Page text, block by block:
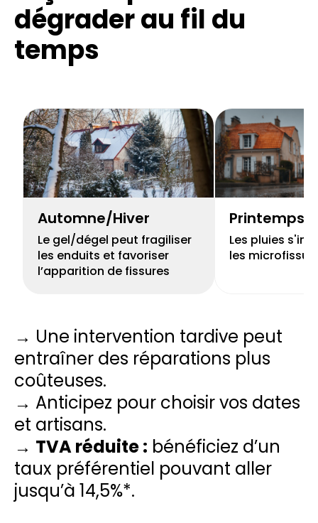
dégrader au fil du
temps
Automne/Hiver
Le gel/dégel peut fragiliser
les enduits et favoriser
l’apparition de fissures
Printemps
Les pluies
les
→ Une intervention tardive peut
entraîner des réparations plus
coûteuses.
→ Anticipez pour choisir vos dates
et artisans.
→ TVA réduite : bénéficiez d’un
taux préférentiel pouvant aller
jusqu’à 14,5%*.